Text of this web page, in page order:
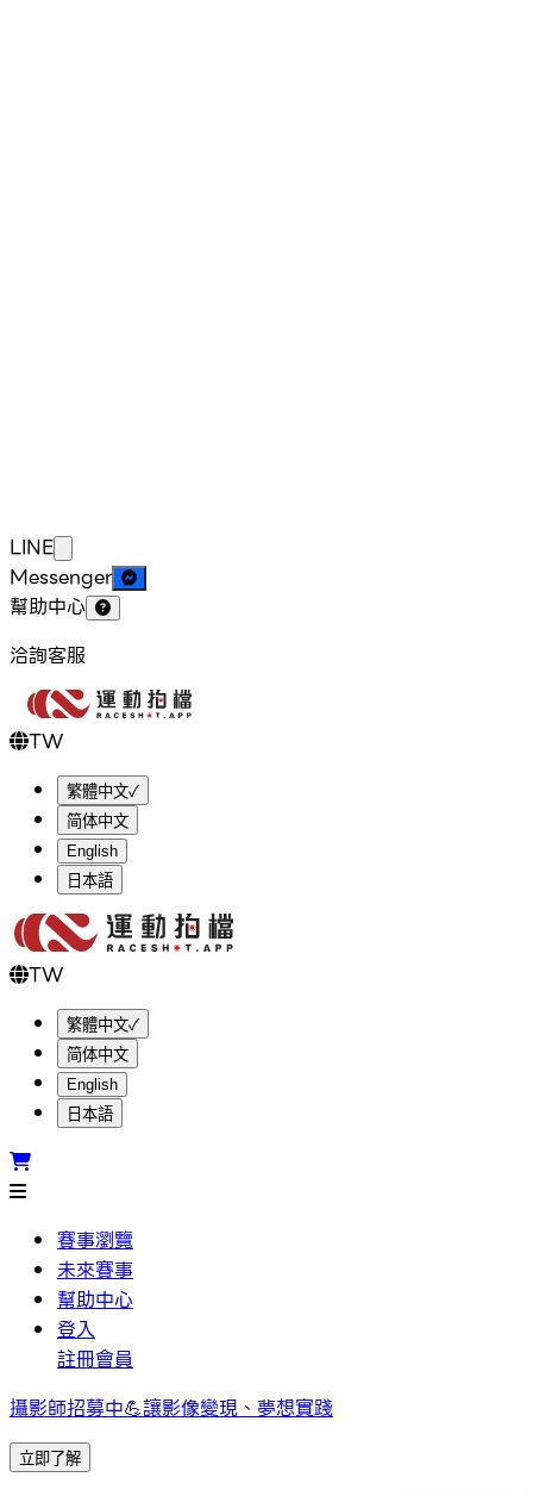
LINE
Messenger
幫助中心
洽詢客服
TW
繁體中文✓
简体中文
English
日本語
TW
繁體中文✓
简体中文
English
日本語
賽事瀏覽
未來賽事
幫助中心
登入
註冊會員
攝影師招募中💪讓影像變現、夢想實踐
立即了解